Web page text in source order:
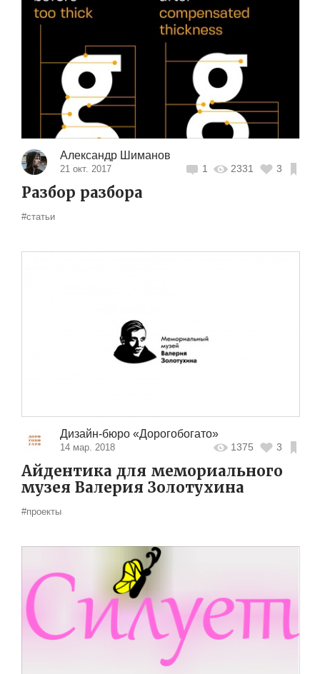
Александр Шиманов
21 окт. 2017 1 2331 3
Разбор разбора
#статьи
Дизайн-бюро «Дорогобогато»
14 мар. 2018 1375 3
Айдентика для мемориального
музея Валерия Золотухина
#проекты